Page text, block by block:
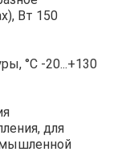
Вт 150
°С -20...+130
для